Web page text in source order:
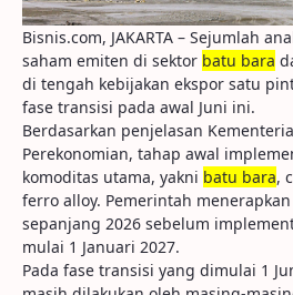
Bisnis.com, JAKARTA – Sejumlah
saham emiten di sektor batu bara
di tengah kebijakan ekspor satu
fase transisi pada awal Juni ini.
Berdasarkan penjelasan
Perekonomian, tahap awal
komoditas utama, yakni batu bara,
ferro alloy. Pemerintah
sepanjang 2026 sebelum
mulai 1 Januari 2027.
Pada fase transisi yang dimulai 1